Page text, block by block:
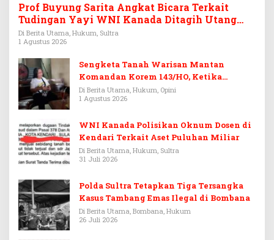
Prof Buyung Sarita Angkat Bicara Terkait
Tudingan Yayi WNI Kanada Ditagih Utang
Rp3,6 Miliar
Di Berita Utama, Hukum, Sultra
1 Agustus 2026
Sengketa Tanah Warisan Mantan
Komandan Korem 143/HO, Ketika
Warisan Menjadi Arena Pemerasan
Di Berita Utama, Hukum, Opini
1 Agustus 2026
WNI Kanada Polisikan Oknum Dosen di
Kendari Terkait Aset Puluhan Miliar
Di Berita Utama, Hukum, Sultra
31 Juli 2026
Polda Sultra Tetapkan Tiga Tersangka
Kasus Tambang Emas Ilegal di Bombana
Di Berita Utama, Bombana, Hukum
26 Juli 2026